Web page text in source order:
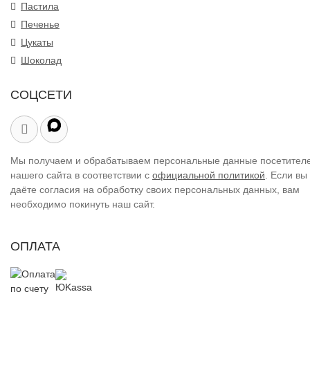
Пастила
Печенье
Цукаты
Шоколад
СОЦСЕТИ
Мы получаем и обрабатываем персональные данные
нашего сайта в соответствии с официальной политикой . Если
даёте согласия на обработку своих персональных данных, вам
необходимо покинуть наш сайт.
ОПЛАТА